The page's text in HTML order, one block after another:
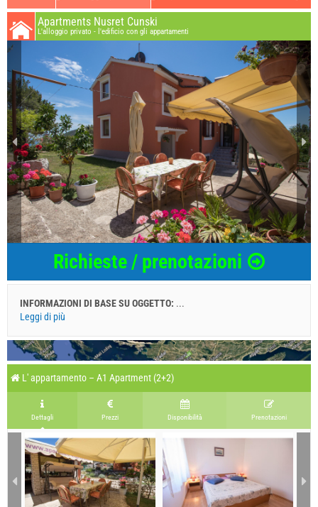
Apartments Nusret Cunski
L'alloggio privato - l'edificio con gli appartamenti
Richieste / prenotazioni
INFORMAZIONI DI BASE SU OGGETTO: ...
Leggi di più
L' appartamento – A1 Apartment (2+2)
Dettagli Prezzi Disponibilità Prenotazioni